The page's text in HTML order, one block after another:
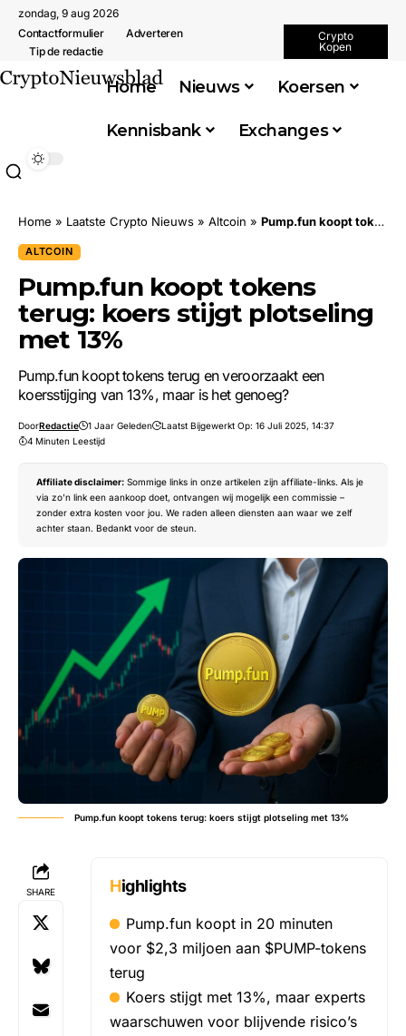
zondag, 9 aug 2026
Contactformulier
Adverteren
Tip de redactie
Crypto
Kopen
Home Nieuws Koersen
Kennisbank Exchanges
Home » Laatste Crypto Nieuws » Altcoin » Pump.fun koopt tokens terug: koers stijgt plotseling met 13%
ALTCOIN
Pump.fun koopt tokens
terug: koers stijgt plotseling
met 13%
Pump.fun koopt tokens terug en veroorzaakt een
koersstijging van 13%, maar is het genoeg?
DoorRedactie 1 Jaar Geleden
Laatst Bijgewerkt Op: 16 Juli 2025, 14:37
4 Minuten Leestijd
Affiliate disclaimer: Sommige links in onze artikelen zijn affiliate-links. Als je
via zo’n link een aankoop doet, ontvangen wij mogelijk een commissie –
zonder extra kosten voor jou. We raden alleen diensten aan waar we zelf
achter staan. Bedankt voor de steun.
Pump.fun koopt tokens terug: koers stijgt plotseling met 13%
SHARE Highlights
Pump.fun koopt in 20 minuten
voor $2,3 miljoen aan $PUMP-tokens
terug
Koers stijgt met 13%, maar experts
waarschuwen voor blijvende risico’s